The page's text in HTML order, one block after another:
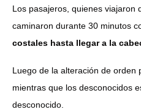
Los pasajeros, quienes viajaron
caminaron durante 30 minutos
costales hasta llegar a la
Luego de la alteración de orden
mientras que los desconocidos
desconocido.